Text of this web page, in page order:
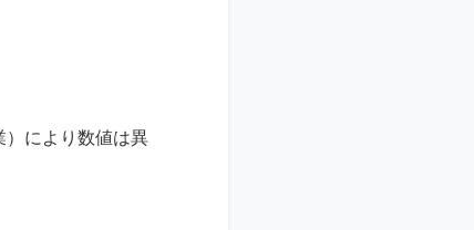
）により数値は異